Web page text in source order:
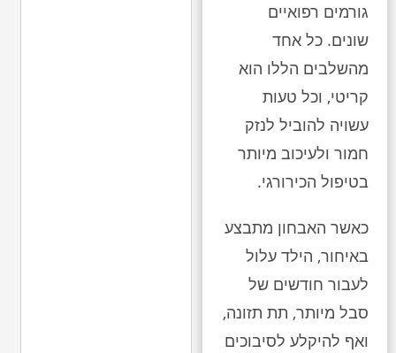
גורמים רפואיים
שונים. כל אחד
מהשלבים הללו הוא
קריטי, וכל טעות
עשויה להוביל לנזק
חמור ולעיכוב מיותר
בטיפול הכירורגי.
כאשר האבחון מתבצע
באיחור, הילד עלול
לעבור חודשים של
סבל מיותר, תת תזונה,
ואף להיקלע לסיבוכים